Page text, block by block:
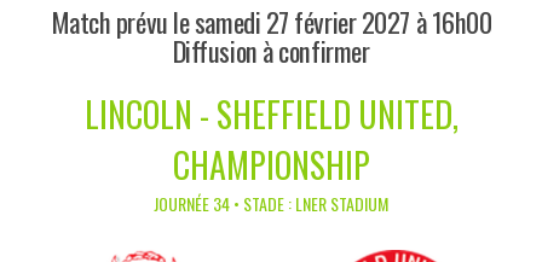
Match prévu le samedi 27 février 2027 à 16h00
Diffusion à confirmer
LINCOLN - SHEFFIELD UNITED,
CHAMPIONSHIP
JOURNÉE 34 • STADE : LNER STADIUM